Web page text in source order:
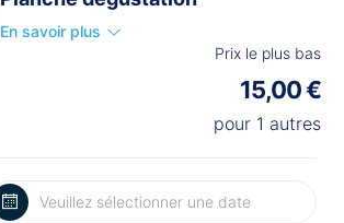
En savoir plus
Prix le plus bas
15,00 €
pour 1 autres